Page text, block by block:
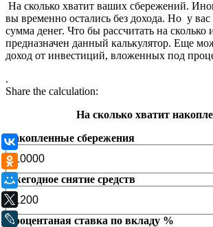
На сколько хватит ваших сбережений.
вы временно остались без дохода. Но у вас
сумма денег. Что бы рассчитать на сколько
предназначен данный калькулятор. Еще
доход от инвестиций, вложенных под
.
Share the calculation:
На сколько хватит
Накопленные сбережения
Ежегодное снятие средств
Процентаная ставка по вкладу %
ВКонтакте
Одноклассники
Мой Мир
X
LiveJournal